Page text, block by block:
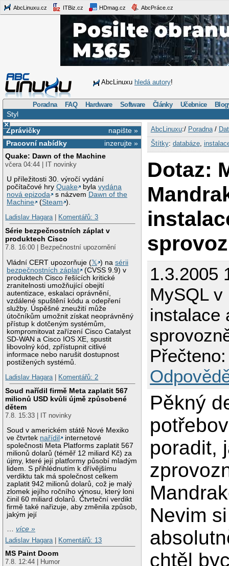
AbcLinuxu.cz ITBiz.cz HDmag.cz AbcPráce.cz
AbcLinuxu hledá autory!
Poradna FAQ Hardware Software Články Učebnice
Styl
×
napište »
Zprávičky
inzerujte »
Pracovní nabídky
Quake: Dawn of the Machine
včera 04:44 | IT novinky
U příležitosti 30. výročí vydání
počítačové hryQuake bylavydána
nová epizoda
s názvem Dawn of the
Machine
(Steam ).
Ladislav Hagara| Komentářů: 3
Série bezpečnostních záplat v
produktech Cisco
7.8. 16:00 | Bezpečnostní upozornění
Vládní CERT upozorňuje (𝕏 ) nasérii
bezpečnostních záplat
(CVSS 9.9) v
produktech Cisco řešících kritické
zranitelnosti umožňující obejití
autentizace, eskalaci oprávnění,
vzdálené spuštění kódu a odepření
služby. Úspěšné zneužití může
útočníkům umožnit získat neoprávněný
přístup k dotčeným systémům,
kompromitovat zařízení Cisco Catalyst
SD-WAN a Cisco IOS XE, spustit
libovolný kód, zpřístupnit citlivé
informace nebo narušit dostupnost
postižených systémů.
Ladislav Hagara| Komentářů: 2
Soud nařídil firmě Meta zaplatit 567
milionů USD kvůli újmě způsobené
dětem
7.8. 15:33 | IT novinky
Soud v americkém státě Nové Mexiko
ve čtvrtek nařídil
internetové
společnosti Meta Platforms zaplatit 567
milionů dolarů (téměř 12 miliard Kč) za
újmy, které její platformy působí mladým
lidem. S přihlédnutím k dřívějšímu
verdiktu tak má společnost celkem
zaplatit 942 milionů dolarů, což je malý
zlomek jejího ročního výnosu, který loni
činil 60 miliard dolarů. Čtvrteční verdikt
firmě také nařizuje, aby změnila způsob,
jakým její
…více »
Ladislav Hagara
Komentářů: 13
MS Paint Doom
7.8. 12:44 | Humor
AbcLinuxu:/ Poradna/
Štítky: databáze,
Dotaz:
1.3.2005
MySQL v
instalace
Pěkný
poradit,
Nevim
chtěl